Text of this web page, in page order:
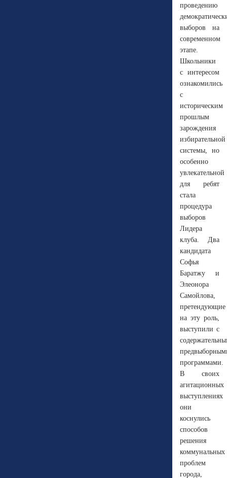
проведению
выборов на
современном
этапе.
Школьники
с интересом
ознакомились
с
историческим
прошлым
зарождения
избирательной
системы, но
особенно
увлекательной
для ребят
стала
процедура
выборов
Лидера
клуба. Два
кандидата
Софья
Баратжу и
Элеонора
Самойлова,
претендующие
на эту роль,
выступили с
программами.
В своих
агитационных
выступлениях
они
коснулись
способов
решения
коммунальных
проблем
города,